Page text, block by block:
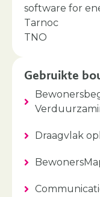
software for
Tarnoc
TNO
Gebruikte
Draagvlak